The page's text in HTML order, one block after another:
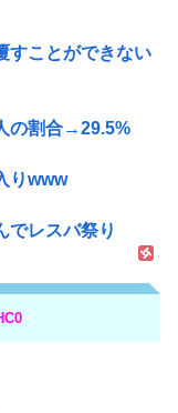
すことができない
の割合→29.5%
りwww
でレスバ祭り